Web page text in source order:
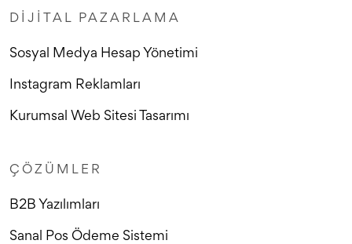
DIJITAL PAZARLAMA
Sosyal Medya Hesap Yönetimi
Instagram Reklamları
Kurumsal Web Sitesi Tasarımı
ÇÖZÜMLER
B2B Yazılımları
Sanal Pos Ödeme Sistemi